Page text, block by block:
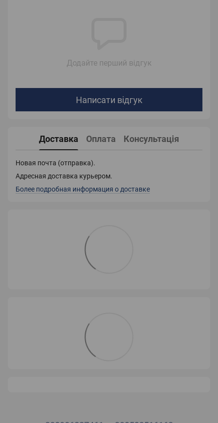
Додайте перший відгук
Написати відгук
Доставка Оплата Консультація
Новая почта (отправка).
Адресная доставка курьером.
Более подробная информация о доставке